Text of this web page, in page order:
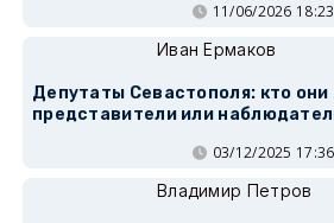
11/06/2026 18:23
Иван Ермаков
Депутаты Севастополя: кто они
представители или
03/12/2025 17:36
Владимир Петров